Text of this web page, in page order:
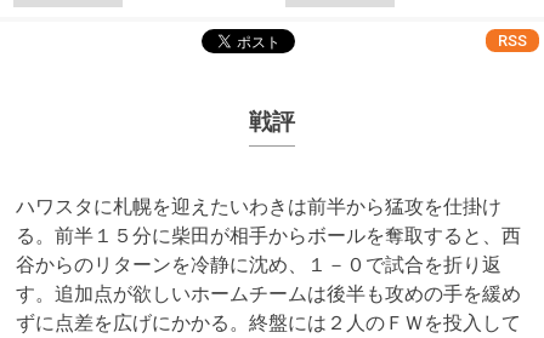
RSS
戦評
ハワスタに札幌を迎えたいわきは前半から猛攻を仕掛け
る。前半１５分に柴田が相手からボールを奪取すると、西
谷からのリターンを冷静に沈め、１－０で試合を折り返
す。追加点が欲しいホームチームは後半も攻めの手を緩め
ずに点差を広げにかかる。終盤には２人のＦＷを投入して